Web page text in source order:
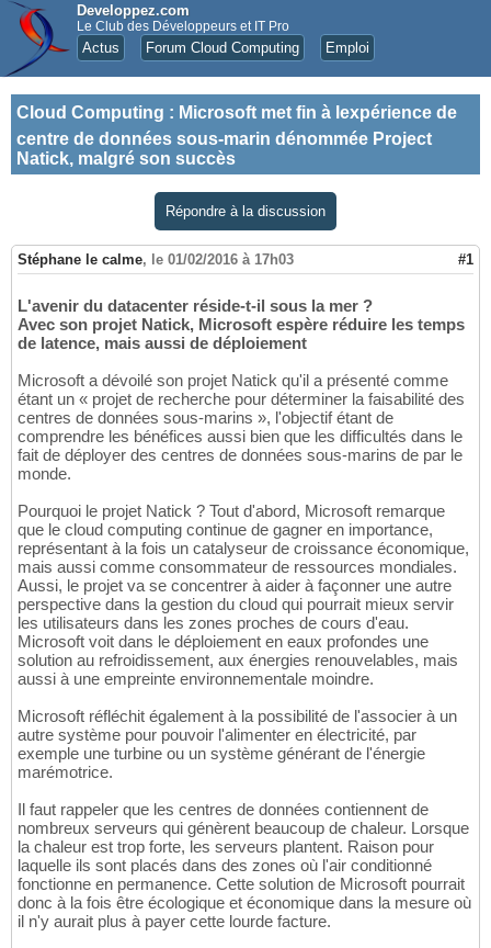
Developpez.com
Le Club des Développeurs et IT Pro
Actus Forum Cloud Computing Emploi
Cloud Computing : Microsoft met fin à lexpérience de
centre de données sous-marin dénommée Project
Natick, malgré son succès
Répondre à la discussion
Stéphane le calme, le 01/02/2016 à 17h03 #1
L'avenir du datacenter réside-t-il sous la mer ?
Avec son projet Natick, Microsoft espère réduire les temps
de latence, mais aussi de déploiement
Microsoft a dévoilé son projet Natick qu'il a présenté comme
étant un « projet de recherche pour déterminer la faisabilité des
centres de données sous-marins », l'objectif étant de
comprendre les bénéfices aussi bien que les difficultés dans le
fait de déployer des centres de données sous-marins de par le
monde.
Pourquoi le projet Natick ? Tout d'abord, Microsoft remarque
que le cloud computing continue de gagner en importance,
représentant à la fois un catalyseur de croissance économique,
mais aussi comme consommateur de ressources mondiales.
Aussi, le projet va se concentrer à aider à façonner une autre
perspective dans la gestion du cloud qui pourrait mieux servir
les utilisateurs dans les zones proches de cours d'eau.
Microsoft voit dans le déploiement en eaux profondes une
solution au refroidissement, aux énergies renouvelables, mais
aussi à une empreinte environnementale moindre.
Microsoft réfléchit également à la possibilité de l'associer à un
autre système pour pouvoir l'alimenter en électricité, par
exemple une turbine ou un système générant de l'énergie
marémotrice.
Il faut rappeler que les centres de données contiennent de
nombreux serveurs qui génèrent beaucoup de chaleur. Lorsque
la chaleur est trop forte, les serveurs plantent. Raison pour
laquelle ils sont placés dans des zones où l'air conditionné
fonctionne en permanence. Cette solution de Microsoft pourrait
donc à la fois être écologique et économique dans la mesure où
il n'y aurait plus à payer cette lourde facture.